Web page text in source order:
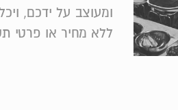
ומעוצב על ידכם,
ללא מחיר או פרטי